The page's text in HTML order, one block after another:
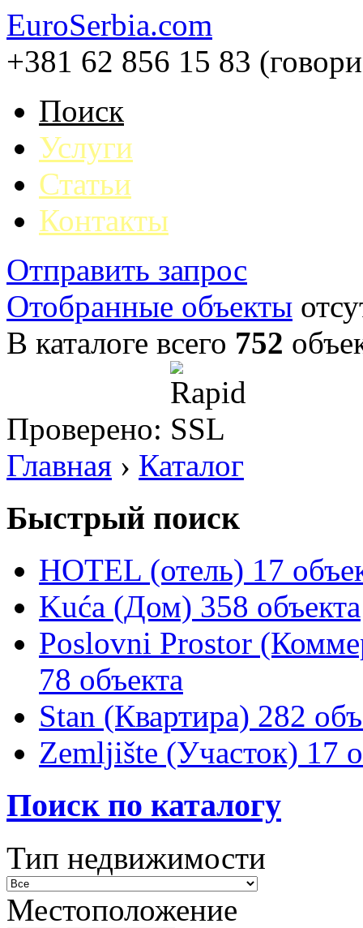
EuroSerbia.com
+381 62 856 15 83
Поиск
Услуги
Статьи
Контакты
Отправить запрос
Отобранные объекты
В каталоге всего 752
Проверено:
Главная › Каталог
Быстрый поиск
HOTEL (отель) 17
Kuća (Дом) 358 объекта
Poslovni Prostor
78 объекта
Stan (Квартира) 282
Zemljište (Участок) 17
Поиск по каталогу
Тип недвижимости
Местоположение